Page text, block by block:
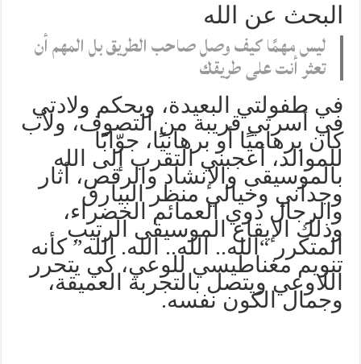
البحث عن الله
ليس مهمًا كيف وصل صاحب الطريق بل المهم أن
تعثر أنت على طريقك
في طفولتي البعيدة، وبحكم ولادتي
في أسرتي قريبة من التصوف، ولأب
كان برهاميًا أو برهانيًا، جوّابًا
للموالد، أعجبني التقرب إلى الله
بالموسيقى والإنشاد والرقص، أثار
وجداني وخيالي منظر البيارق
والرجال ذوي العمائم الخضراء،
وذلك الإيقاع الموسيقى الرتيب
المتكرر “الله.. الله.. الله. الله” كأنه
تنويم مغناطيسي للوعي، كي يتحرر
اللاوعي ويتصل بالتجربة العميقة،
وجمال الكون نفسه.